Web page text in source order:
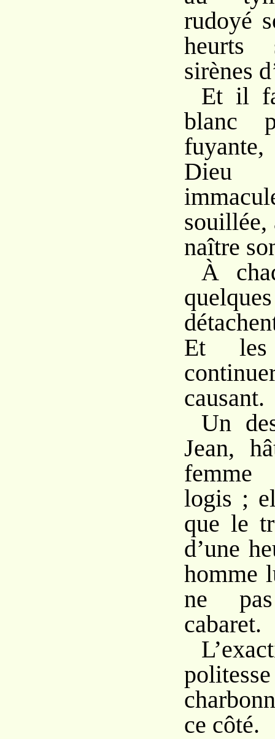
rudoyé
heurts
sirènes
Et il
blanc
Dieu
souillée,
naître
À
Et
causant.
Un
Jean,
logis ;
que le
d’une
homme
ne
cabaret.
ce côté.